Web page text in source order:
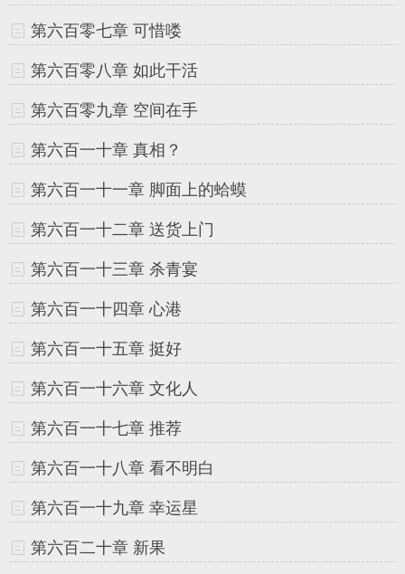
第六百零七章 可惜喽
第六百零八章 如此干活
第六百零九章 空间在手
第六百一十章 真相？
第六百一十一章 脚面上的蛤蟆
第六百一十二章 送货上门
第六百一十三章 杀青宴
第六百一十四章 心港
第六百一十五章 挺好
第六百一十六章 文化人
第六百一十七章 推荐
第六百一十八章 看不明白
第六百一十九章 幸运星
第六百二十章 新果